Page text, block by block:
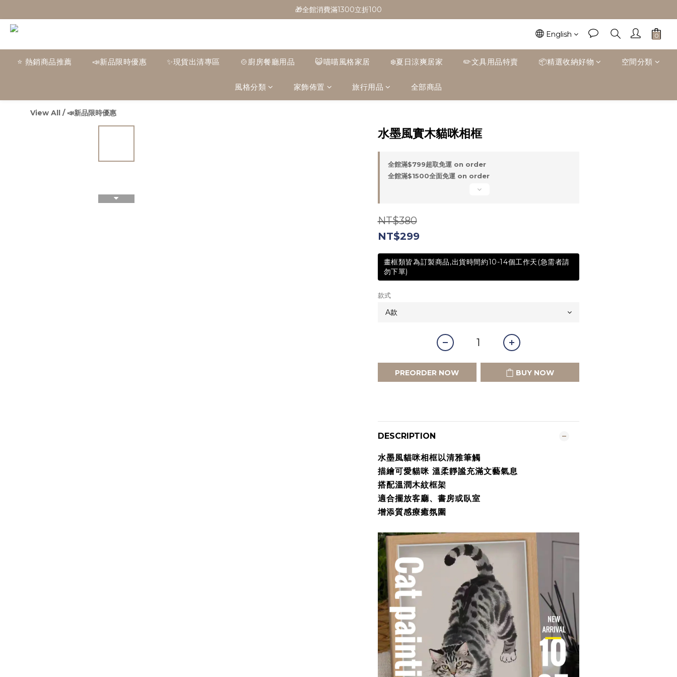
🎁全館消費滿1300立折100
🎁全館消費滿1300立折100
🚛全館滿$799超取免運  $1500宅配免運
🎁全館消費滿1300立折100
English
⭐ 熱銷商品推薦 📣新品限時優惠 ✨現貨出清專區 🍲廚房餐廳用品 😺喵喵風格家居 ❄️夏日涼爽居家 ✏️文具用品特賣 📦精選收納好物 空間分類
風格分類 家飾佈置 旅行用品 全部商品
View All / 📣新品限時優惠
水墨風實木貓咪相框
全館滿$799超取免運 on order
全館滿$1500全面免運 on order
NT$380
NT$299
畫框類皆為訂製商品,出貨時間約10-14個工作天(急需者請
勿下單)
款式
PREORDER NOW BUY NOW
DESCRIPTION
水墨風貓咪相框以清雅筆觸
描繪可愛貓咪 溫柔靜謐充滿文藝氣息
搭配溫潤木紋框架
適合擺放客廳、書房或臥室
增添質感療癒氛圍